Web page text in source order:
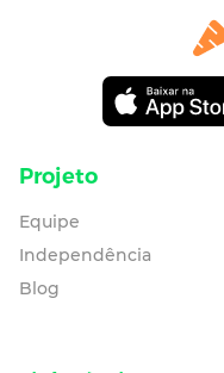
Projeto
Equipe
Independência
Blog